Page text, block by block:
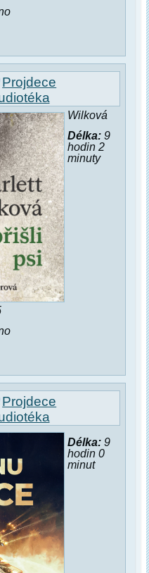
Projdece
Wilková
Délka:9
hodin 2
minuty
Projdece
Délka:9
hodin 0
minut